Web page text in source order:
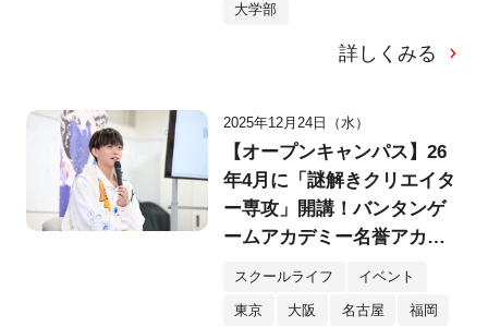
大学部
詳しくみる
2025年12月24日（水）
【オープンキャンパス】26
年4月に「謎解きクリエイタ
ー専攻」開講！バンタンゲ
ームアカデミー名誉アカデ
ミー長・松丸亮吾さん特別
スクールライフ イベント
東京 大阪 名古屋 福岡